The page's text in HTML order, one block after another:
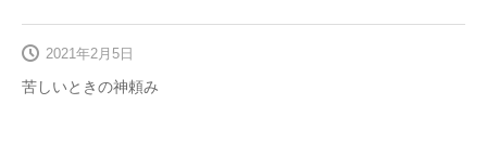
苦しいときの神頼み
2021年2月5日